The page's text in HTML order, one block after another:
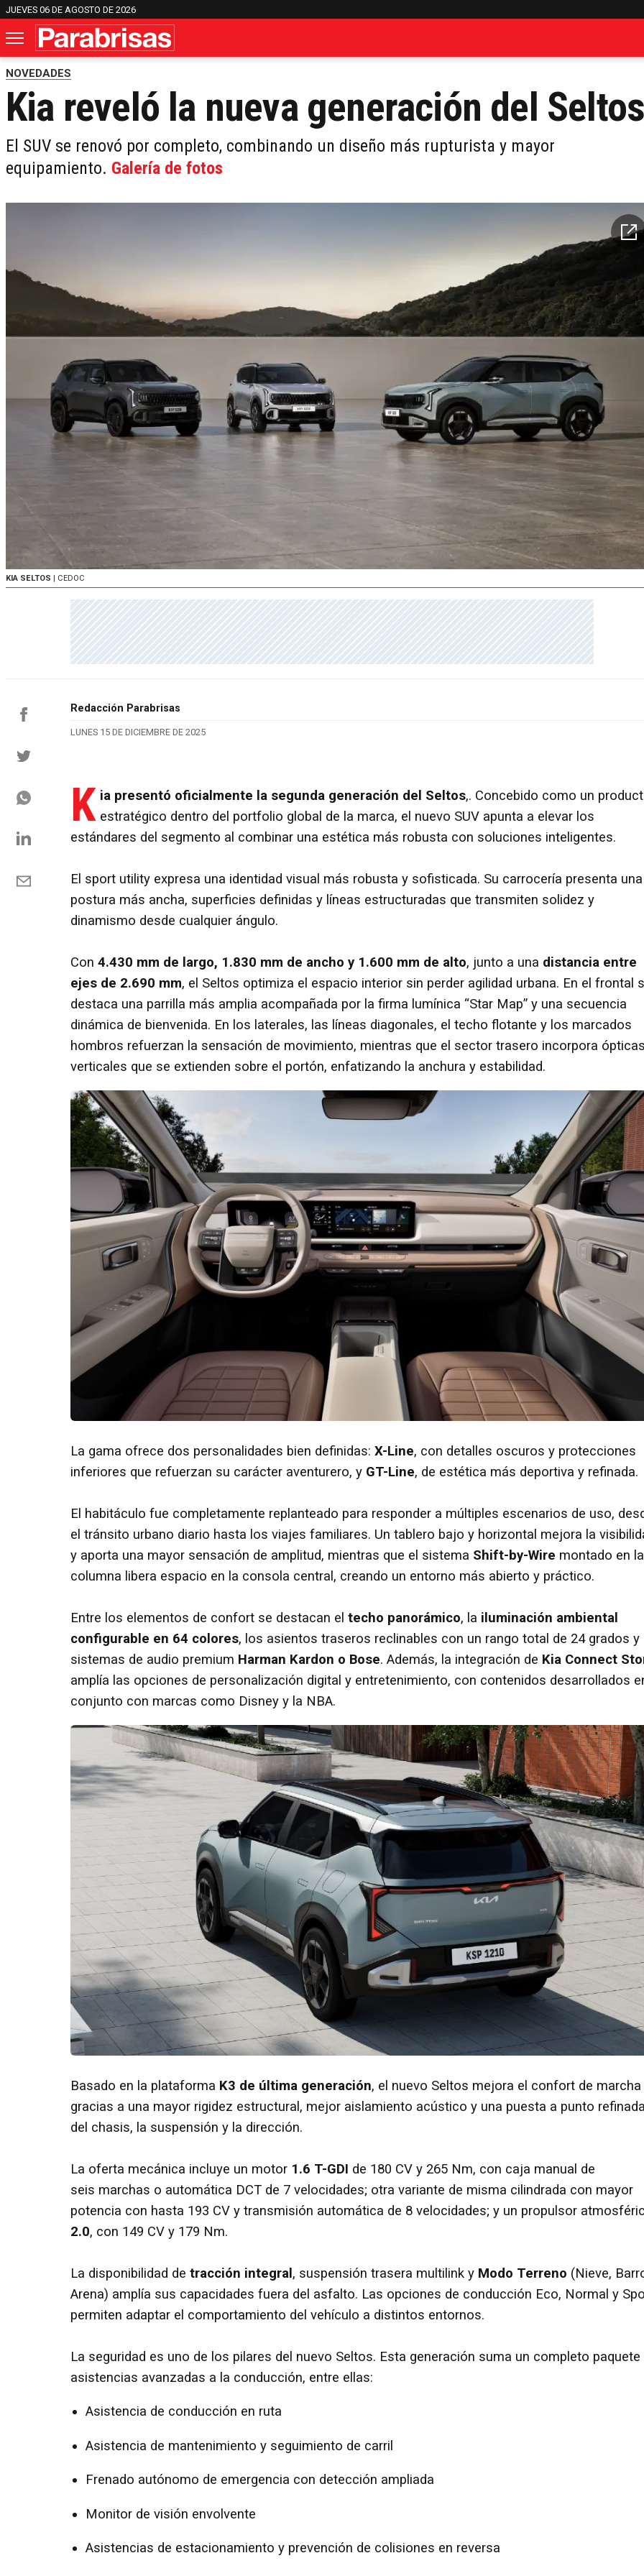
JUEVES 06 DE AGOSTO DE 2026
NOVEDADES
Kia reveló la nueva generación del
El SUV se renovó por completo, combinando un diseño más rupturista y mayor
equipamiento. Galería de fotos
KIA SELTOS | CEDOC
Redacción Parabrisas
LUNES 15 DE DICIEMBRE DE 2025
K ia presentó oficialmente la segunda generación del Seltos,. Concebido como un
estratégico dentro del portfolio global de la marca, el nuevo SUV apunta a elevar los
estándares del segmento al combinar una estética más robusta con soluciones inteligentes.
El sport utility expresa una identidad visual más robusta y sofisticada. Su carrocería presenta una
postura más ancha, superficies definidas y líneas estructuradas que transmiten solidez y
dinamismo desde cualquier ángulo.
Con 4.430 mm de largo, 1.830 mm de ancho y 1.600 mm de alto, junto a una distancia entre
ejes de 2.690 mm, el Seltos optimiza el espacio interior sin perder agilidad urbana. En el frontal
destaca una parrilla más amplia acompañada por la firma lumínica “Star Map” y una secuencia
dinámica de bienvenida. En los laterales, las líneas diagonales, el techo flotante y los marcados
hombros refuerzan la sensación de movimiento, mientras que el sector trasero incorpora
verticales que se extienden sobre el portón, enfatizando la anchura y estabilidad.
La gama ofrece dos personalidades bien definidas: X-Line, con detalles oscuros y protecciones
inferiores que refuerzan su carácter aventurero, y GT-Line, de estética más deportiva y refinada.
El habitáculo fue completamente replanteado para responder a múltiples escenarios de uso,
el tránsito urbano diario hasta los viajes familiares. Un tablero bajo y horizontal mejora la
y aporta una mayor sensación de amplitud, mientras que el sistema Shift-by-Wire montado en la
columna libera espacio en la consola central, creando un entorno más abierto y práctico.
Entre los elementos de confort se destacan el techo panorámico, la iluminación ambiental
configurable en 64 colores, los asientos traseros reclinables con un rango total de 24 grados y
sistemas de audio premium Harman Kardon o Bose. Además, la integración de Kia Connect
amplía las opciones de personalización digital y entretenimiento, con contenidos desarrollados
conjunto con marcas como Disney y la NBA.
Basado en la plataforma K3 de última generación, el nuevo Seltos mejora el confort de marcha
gracias a una mayor rigidez estructural, mejor aislamiento acústico y una puesta a punto
del chasis, la suspensión y la dirección.
La oferta mecánica incluye un motor 1.6 T-GDI de 180 CV y 265 Nm, con caja manual de
seis marchas o automática DCT de 7 velocidades; otra variante de misma cilindrada con mayor
potencia con hasta 193 CV y transmisión automática de 8 velocidades; y un propulsor
2.0, con 149 CV y 179 Nm.
La disponibilidad de tracción integral, suspensión trasera multilink y Modo Terreno (Nieve,
Arena) amplía sus capacidades fuera del asfalto. Las opciones de conducción Eco, Normal y
permiten adaptar el comportamiento del vehículo a distintos entornos.
La seguridad es uno de los pilares del nuevo Seltos. Esta generación suma un completo paquete
asistencias avanzadas a la conducción, entre ellas:
Asistencia de conducción en ruta
Asistencia de mantenimiento y seguimiento de carril
Frenado autónomo de emergencia con detección ampliada
Monitor de visión envolvente
Asistencias de estacionamiento y prevención de colisiones en reversa